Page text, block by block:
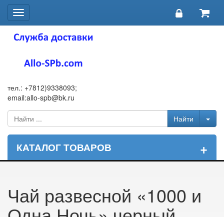
Toggle
navigation
тел.: +7812)9338093;
email:allo-spb@bk.ru
КАТАЛОГ ТОВАРОВ +
Чай развесной «1000 и